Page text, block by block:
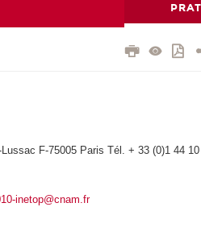
F-75005 Paris Tél. + 33 (0)1 44
inetop@cnam.fr